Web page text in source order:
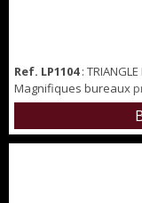
Ref. LP1104: TRIANGLE
Magnifiques bureaux
triangle d'or. Entrée /
bureaux
sous plafond. Au
technique en point de